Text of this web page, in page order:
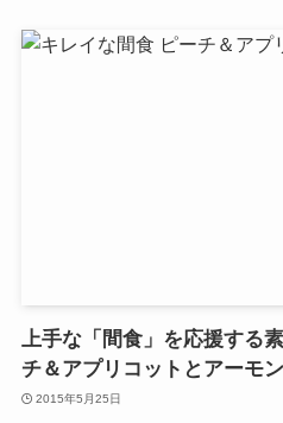
上手な「間食」を応援する
チ＆アプリコットとアーモ
2015年5月25日